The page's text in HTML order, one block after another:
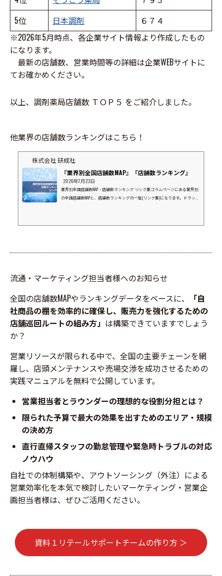
5位
日本調剤
６７４
※2026年5月時点、各企業サイト情報より作成したもの
になります。
最新の店舗数、営業時間等の詳細は企業WEBサイトに
てお確かめください。
以上、調剤薬局店舗数 ＴＯＰ５ をご紹介しました。
他業界の店舗数ランキングはこちら！
株式会社 研成社
『業界別全国店舗数MAP』『店舗数ランキング』
2026年7月23日
業界別全国店舗数MAP・店舗数ランキング リンク集コラムページにある業界別
の全国店舗数MAPと、店舗数ランキングの一覧(リンク集)になります。ドラッグ
流通・マーケティング担当者様へのお知らせ
全国の店舗数MAPやランキングデータをベースに、
「自
社商品の棚を効率的に確保し、販売力を強化するための
店舗巡回ルートの組み方」 は構築できていますでしょう
か？
営業リソースが限られる中で、全国の主要チェーンを網
羅し、店頭メンテナンスや売場交渉を成功させるための
実践マニュアルを無料で公開しています。
営業担当者とラウンダーの理想的な役割分担とは？
限られた予算で最大の効果を出すためのエリア・規模
の決め方
直行直帰スタッフの勤怠管理や緊急時トラブルの対応
ノウハウ
自社での体制構築や、アウトソーシング（外注）による
営業効率化を本気で検討したいマーケティング・営業企
画担当者様は、ぜひご活用ください。
資料１リテールサポートチームの作り方 ＞